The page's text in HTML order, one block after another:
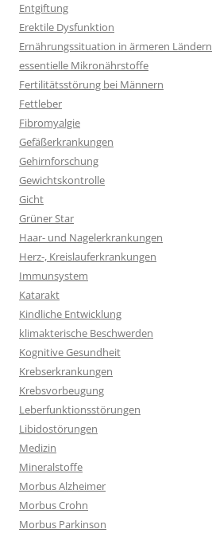
Entgiftung
Erektile Dysfunktion
Ernährungssituation in ärmeren Ländern
essentielle Mikronährstoffe
Fertilitätsstörung bei Männern
Fettleber
Fibromyalgie
Gefäßerkrankungen
Gehirnforschung
Gewichtskontrolle
Gicht
Grüner Star
Haar- und Nagelerkrankungen
Herz-, Kreislauferkrankungen
Immunsystem
Katarakt
Kindliche Entwicklung
klimakterische Beschwerden
Kognitive Gesundheit
Krebserkrankungen
Krebsvorbeugung
Leberfunktionsstörungen
Libidostörungen
Medizin
Mineralstoffe
Morbus Alzheimer
Morbus Crohn
Morbus Parkinson